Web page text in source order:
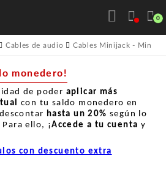
0
Cables de audio Cables Minijack -
monedero!
de poder aplicar más
con tu saldo monedero en
hasta un 20% según lo
ello, ¡Accede a tu cuenta y
con descuento extra